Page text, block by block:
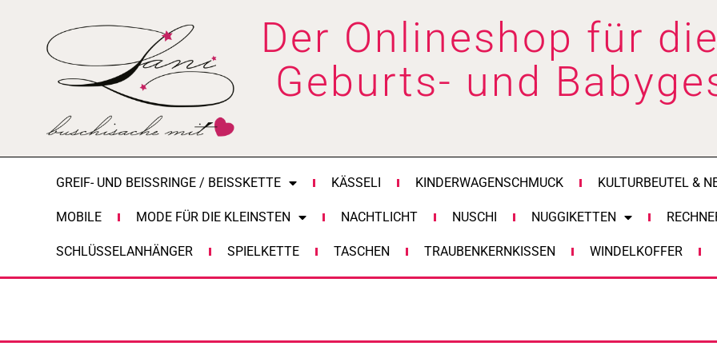
springen
Der Onlineshop für
Geburts- und
GREIF- UND BEISSRINGE / BEISSKETTE KÄSSELI KINDERWAGENSCHMUCK KULTURBEUTEL &
MOBILE MODE FÜR DIE KLEINSTEN NACHTLICHT NUSCHI NUGGIKETTEN
SCHLÜSSELANHÄNGER SPIELKETTE TASCHEN TRAUBENKERNKISSEN WINDELKOFFER